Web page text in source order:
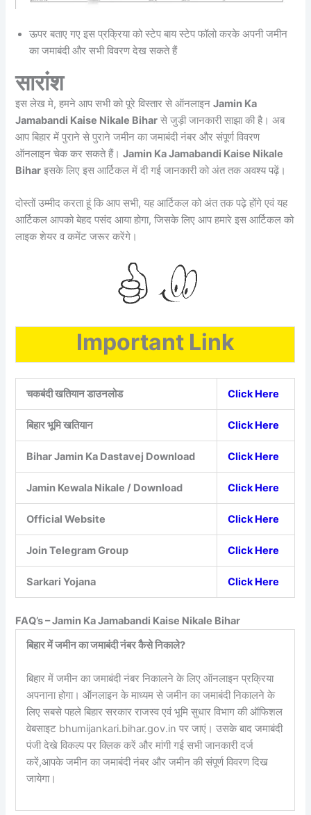
ऊपर बताए गए इस प्रक्रिया को स्टेप बाय स्टेप फॉलो करके अपनी जमीन
का जमाबंदी और सभी विवरण देख सकते हैं
सारांश
इस लेख मे, हमने आप सभी को पूरे विस्तार से ऑनलाइनJamin Ka
Jamabandi Kaise Nikale Bihar से जुड़ी जानकारी साझा की है। अब
आप बिहार में पुराने से पुराने जमीन का जमाबंदी नंबर और संपूर्ण विवरण
ऑनलाइन चेक कर सकते हैं।Jamin Ka Jamabandi Kaise Nikale
Bihar इसके लिए इस आर्टिकल में दी गई जानकारी को अंत तक अवश्य पढ़ें।
दोस्तों उम्मीद करता हूं कि आप सभी, यह आर्टिकल को अंत तक पढ़े होंगे एवं यह
आर्टिकल आपको बेहद पसंद आया होगा, जिसके लिए आप हमारे इस आर्टिकल को
लाइक शेयर व कमेंट जरूर करेंगे।
Important Link
चकबंदी खतियान डाउनलोड Click Here
बिहार भूमि खतियान Click Here
Bihar Jamin Ka Dastavej Download Click Here
Jamin Kewala Nikale / Download Click Here
Official Website Click Here
Join Telegram Group Click Here
Sarkari Yojana Click Here
FAQ’s – Jamin Ka Jamabandi Kaise Nikale Bihar
बिहार में जमीन का जमाबंदी नंबर कैसे निकाले?
बिहार में जमीन का जमाबंदी नंबर निकालने के लिए ऑनलाइन प्रक्रिया
अपनाना होगा। ऑनलाइन के माध्यम से जमीन का जमाबंदी निकालने के
लिए सबसे पहले बिहार सरकार राजस्व एवं भूमि सुधार विभाग की ऑफिशल
वेबसाइट bhumijankari.bihar.gov.in पर जाएं। उसके बाद जमाबंदी
पंजी देखे विकल्प पर क्लिक करें और मांगी गई सभी जानकारी दर्ज
करें,आपके जमीन का जमाबंदी नंबर और जमीन की संपूर्ण विवरण दिख
जायेगा।